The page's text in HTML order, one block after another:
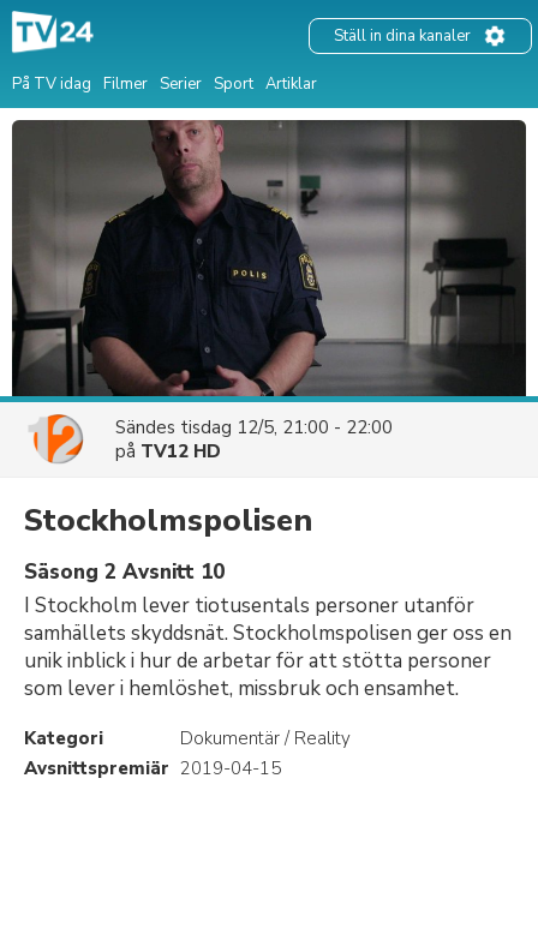
På TV idag Filmer Serier Sport Artiklar
Ställ in dina kanaler
Sändes tisdag 12/5, 21:00 - 22:00
på TV12 HD
Stockholmspolisen
Säsong 2 Avsnitt 10
I Stockholm lever tiotusentals personer utanför
samhällets skyddsnät. Stockholmspolisen ger oss en
unik inblick i hur de arbetar för att stötta personer
som lever i hemlöshet, missbruk och ensamhet.
Kategori
Dokumentär / Reality
Avsnittspremiär 2019-04-15